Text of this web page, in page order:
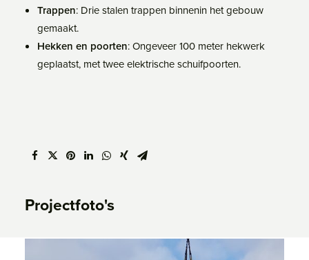
Trappen: Drie stalen trappen binnenin het gebouw
gemaakt.
Hekken en poorten: Ongeveer 100 meter hekwerk
geplaatst, met twee elektrische schuifpoorten.
Projectfoto's